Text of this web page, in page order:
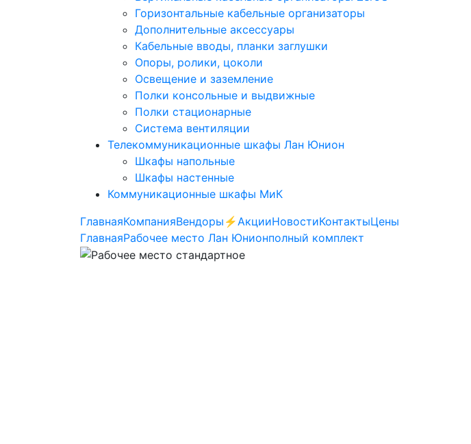
Горизонтальные кабельные организаторы
Дополнительные аксессуары
Кабельные вводы, планки заглушки
Опоры, ролики, цоколи
Освещение и заземление
Полки консольные и выдвижные
Полки стационарные
Система вентиляции
Телекоммуникационные шкафы Лан Юнион
Шкафы напольные
Шкафы настенные
Коммуникационные шкафы МиК
ГлавнаяКомпанияВендоры ⚡️АкцииНовостиКонтактыЦены
ГлавнаяРабочее место Лан Юнионполный комплект